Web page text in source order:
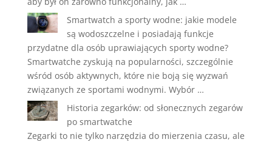
Smartwatch a sporty wodne: jakie modele
są wodoszczelne i posiadają funkcje
przydatne dla osób uprawiających sporty wodne?
Smartwatche zyskują na popularności, szczególnie
wśród osób aktywnych, które nie boją się wyzwań
związanych ze sportami wodnymi. Wybór …
Historia zegarków: od słonecznych zegarów
po smartwatche
Zegarki to nie tylko narzędzia do mierzenia czasu, ale